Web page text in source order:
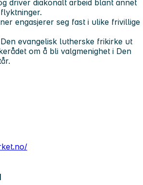
driver diakonalt arbeid blant annet
engasjerer seg fast i ulike frivillige
evangelisk lutherske frikirke ut
om å bli valgmenighet i Den